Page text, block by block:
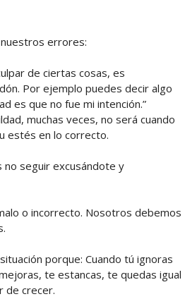
errores:
de ciertas cosas, es
Por ejemplo puedes decir algo
es que no fue mi intención.”
muchas veces, no será cuando
estés en lo correcto.
no seguir excusándote y
o incorrecto. Nosotros debemos
porque: Cuando tú ignoras
te estancas, te quedas igual
de crecer.